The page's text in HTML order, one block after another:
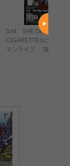
SiM、THE ORAL
CIGARETTESによるツー
マンライブ “遊べるライ